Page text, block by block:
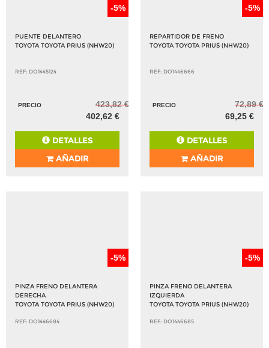
-5%
PUENTE DELANTERO
TOYOTA TOYOTA PRIUS (NHW20)
REF: DO1445124
PRECIO
423,82 €
402,62 €
DETALLES
AÑADIR
-5%
REPARTIDOR DE FRENO
TOYOTA TOYOTA PRIUS (NHW20)
REF: DO1446666
PRECIO
72,89 €
69,25 €
DETALLES
AÑADIR
-5%
PINZA FRENO DELANTERA
DERECHA
TOYOTA TOYOTA PRIUS (NHW20)
REF: DO1446684
-5%
PINZA FRENO DELANTERA
IZQUIERDA
TOYOTA TOYOTA PRIUS (NHW20)
REF: DO1446685